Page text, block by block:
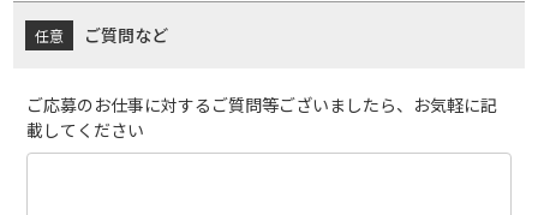
ご質問など
ご応募のお仕事に対するご質問等ございましたら、お気軽に記
載してください